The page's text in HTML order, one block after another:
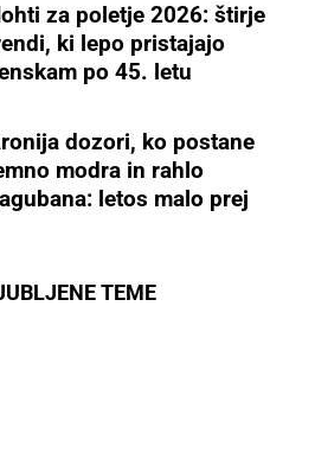
za poletje 2026: štirje
ki lepo pristajajo
po 45. letu
dozori, ko postane
modra in rahlo
letos malo prej
TEME